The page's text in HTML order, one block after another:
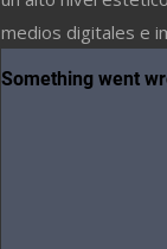
medios digitales e